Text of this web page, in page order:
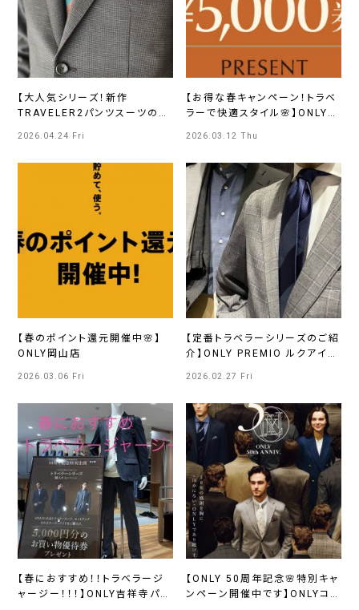
【大人気シリーズ！新作
TRAVELER2パンツスーツのご
2026.04.24 Fri
【お得な春キャンペーン！トラベ
ラーで快適スタイル🌸】ONLY新
2026.03.12 Thu
【春のポイント還元開催中🌸】
ONLY岡山店
2026.03.06 Fri
【定番トラベラーシリーズのご紹
介】ONLY PREMIO ルクアイー
2026.02.27 Fri
【春におすすめ！！トラベラージ
ャージー！！！】ONLY吉祥寺パル
【ONLY 50周年記念🌸特別キャ
ンペーン開催中です】ONLYコレ